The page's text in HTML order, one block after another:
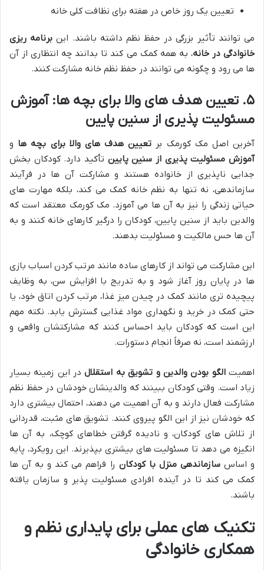
تعیین یک روز خاص در هفته برای نظافت کلی خانه
می توانند تأثیر بزرگی در حفظ نظم داشته باشند. این برنامه ریزی
خانوادگی در خانه، به همه کمک می کند تا بدانند چه انتظاری از آن
ها می رود و چگونه می توانند در حفظ نظم خانه مشارکت کنند.
۵. تعیین هدف های والا برای بچه ها: آموزش
مسئولیت پذیری از سنین پایین
آخرین اصل مک کورمک بر تعیین هدف های والا برای بچه ها و
آموزش مسئولیت پذیری از سنین پایین تأکید دارد. کودکان بخش
جدایی ناپذیری از خانواده هستند و مشارکت آن ها در فرآیند
سازماندهی، نه تنها به نظم خانه کمک می کند، بلکه مهارت های
حیاتی زندگی را نیز به آن ها می آموزد. مک کورمک معتقد است که
والدین باید از سنین پایین، کودکان را درگیر کارهای خانه کنند و به
آن ها حس مالکیت و مسئولیت بدهند.
این مشارکت می تواند از کارهای ساده مانند مرتب کردن اسباب بازی
ها در پایان روز آغاز شود و به تدریج با افزایش سن، به وظایف
پیچیده تری مانند کمک در چیدن میز غذا، مرتب کردن اتاق خود، یا
حتی کمک در خرید و نگهداری مواد غذایی گسترش یابد. نکته مهم
این است که کودکان باید احساس کنند که مشارکتشان واقعی و
ارزشمند است، نه صرفاً انجام دستورات.
اهمیتالگو بودن والدین و تشویق به استقلالدر این زمینه بسیار
زیاد است. وقتی کودکان ببینند که والدینشان خودشان در حفظ نظم
مشارکت فعال دارند و به آن اهمیت می دهند، احتمال بیشتری دارد
که خودشان نیز از این الگو پیروی کنند. تشویق های مثبت، قدردانی
از تلاش های کودکان، و نادیده گرفتن خطاهای کوچک، به آن ها
انگیزه می دهد تا مسئولیت های بیشتری بپذیرند. این رویکرد، پایه
و اساسسازماندهی منزل با کودکان را فراهم می کند و به آن ها
کمک می کند تا در آینده افرادی مسئولیت پذیر و سازمان یافته
باشند.
تکنیک های عملی برای پایداری نظم و
همکاری خانوادگی